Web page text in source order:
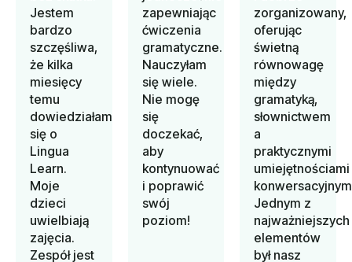
Jestem
bardzo
szczęśliwa,
że kilka
miesięcy
temu
dowiedziałam
się o
Lingua
Learn.
Moje
dzieci
uwielbiają
zajęcia.
Zespół jest
zapewniając
ćwiczenia
gramatyczne.
Nauczyłam
się wiele.
Nie mogę
się
doczekać,
aby
kontynuować
i poprawić
swój
poziom!
zorganizowany,
oferując
świetną
równowagę
między
gramatyką,
słownictwem
a
praktycznymi
umiejętnościami
Jednym z
najważniejszych
elementów
był nasz